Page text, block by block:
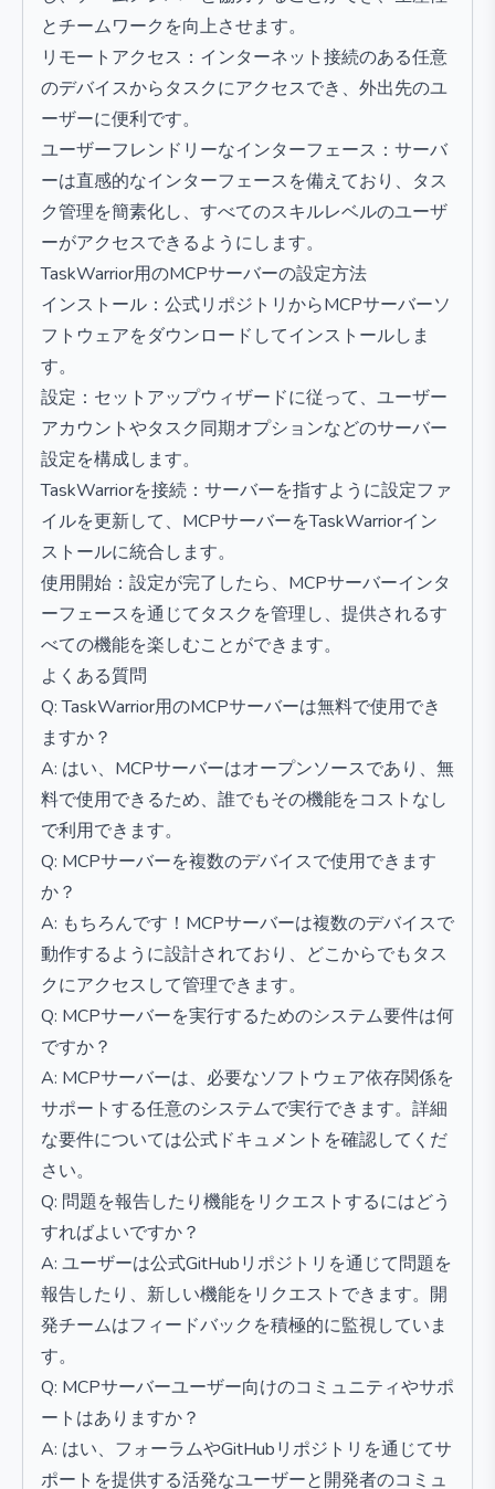
とチームワークを向上させます。
リモートアクセス：インターネット接続のある任意
のデバイスからタスクにアクセスでき、外出先のユ
ーザーに便利です。
ユーザーフレンドリーなインターフェース：サーバ
ーは直感的なインターフェースを備えており、タス
ク管理を簡素化し、すべてのスキルレベルのユーザ
ーがアクセスできるようにします。
TaskWarrior用のMCPサーバーの設定方法
インストール：公式リポジトリからMCPサーバーソ
フトウェアをダウンロードしてインストールしま
す。
設定：セットアップウィザードに従って、ユーザー
アカウントやタスク同期オプションなどのサーバー
設定を構成します。
TaskWarriorを接続：サーバーを指すように設定ファ
イルを更新して、MCPサーバーをTaskWarriorイン
ストールに統合します。
使用開始：設定が完了したら、MCPサーバーインタ
ーフェースを通じてタスクを管理し、提供されるす
べての機能を楽しむことができます。
よくある質問
Q: TaskWarrior用のMCPサーバーは無料で使用でき
ますか？
A: はい、MCPサーバーはオープンソースであり、無
料で使用できるため、誰でもその機能をコストなし
で利用できます。
Q: MCPサーバーを複数のデバイスで使用できます
か？
A: もちろんです！MCPサーバーは複数のデバイスで
動作するように設計されており、どこからでもタス
クにアクセスして管理できます。
Q: MCPサーバーを実行するためのシステム要件は何
ですか？
A: MCPサーバーは、必要なソフトウェア依存関係を
サポートする任意のシステムで実行できます。詳細
な要件については公式ドキュメントを確認してくだ
さい。
Q: 問題を報告したり機能をリクエストするにはどう
すればよいですか？
A: ユーザーは公式GitHubリポジトリを通じて問題を
報告したり、新しい機能をリクエストできます。開
発チームはフィードバックを積極的に監視していま
す。
Q: MCPサーバーユーザー向けのコミュニティやサポ
ートはありますか？
A: はい、フォーラムやGitHubリポジトリを通じてサ
ポートを提供する活発なユーザーと開発者のコミュ